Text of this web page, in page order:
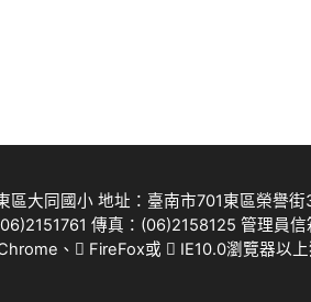
區大同國小 地址：臺南市701東區榮譽街
傳真：(06)2158125 管理員
、 FireFox或 IE10.0瀏覽器以